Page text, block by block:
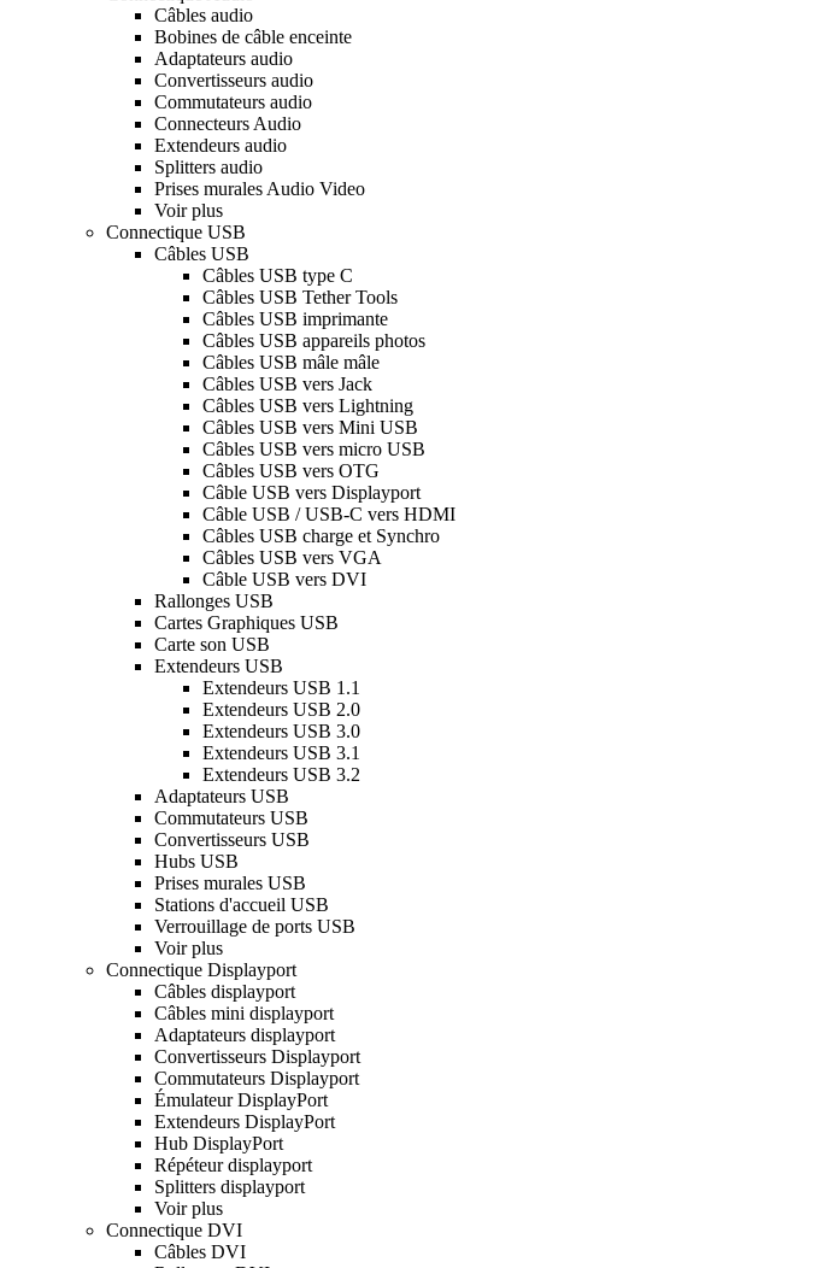
Câbles audio
Bobines de câble enceinte
Adaptateurs audio
Convertisseurs audio
Commutateurs audio
Connecteurs Audio
Extendeurs audio
Splitters audio
Prises murales Audio Video
Voir plus
Connectique USB
Câbles USB
Câbles USB type C
Câbles USB Tether Tools
Câbles USB imprimante
Câbles USB appareils photos
Câbles USB mâle mâle
Câbles USB vers Jack
Câbles USB vers Lightning
Câbles USB vers Mini USB
Câbles USB vers micro USB
Câbles USB vers OTG
Câble USB vers Displayport
Câble USB / USB-C vers HDMI
Câbles USB charge et Synchro
Câbles USB vers VGA
Câble USB vers DVI
Rallonges USB
Cartes Graphiques USB
Carte son USB
Extendeurs USB
Extendeurs USB 1.1
Extendeurs USB 2.0
Extendeurs USB 3.0
Extendeurs USB 3.1
Extendeurs USB 3.2
Adaptateurs USB
Commutateurs USB
Convertisseurs USB
Hubs USB
Prises murales USB
Stations d'accueil USB
Verrouillage de ports USB
Voir plus
Connectique Displayport
Câbles displayport
Câbles mini displayport
Adaptateurs displayport
Convertisseurs Displayport
Commutateurs Displayport
Émulateur DisplayPort
Extendeurs DisplayPort
Hub DisplayPort
Répéteur displayport
Splitters displayport
Voir plus
Connectique DVI
Câbles DVI